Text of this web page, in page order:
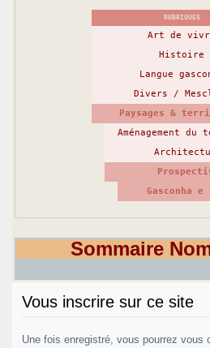
RUBRIQUES
Art de
Histoire
Langue
Divers /
Paysages &
Aménagement
Gasconha e
Sommaire
Vous inscrire sur ce site
Une fois enregistré, vous pourrez vous